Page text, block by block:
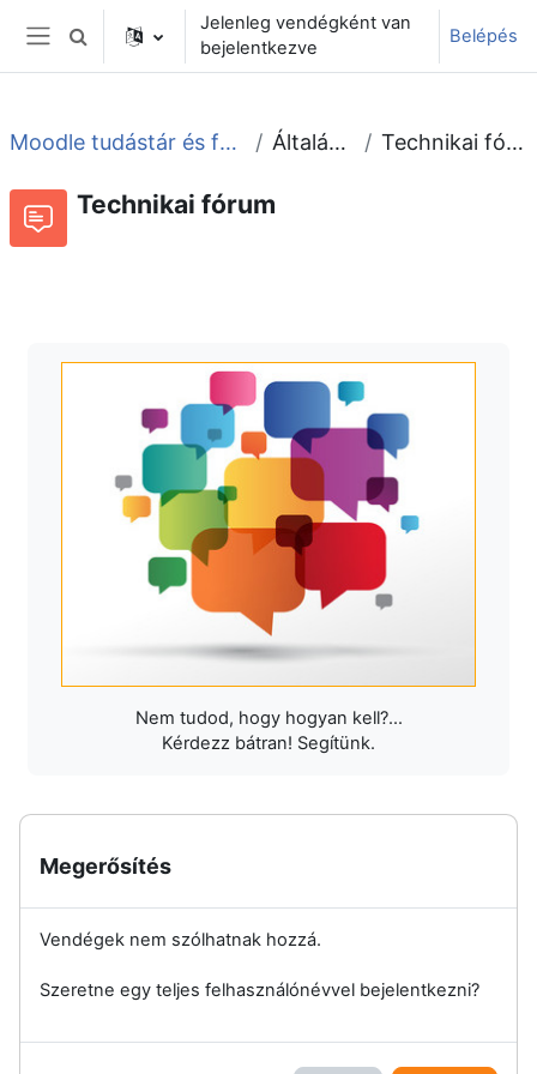
Tovább a fő tartalomhoz
Oldalpanel
Keresési bemeneti adatok váltása
Jelenleg vendégként van
bejelentkezve
Belépés
Moodle tudástár és fórum Általános Technikai fórum
Technikai fórum
Nem tudod, hogy hogyan kell?...
Kérdezz bátran! Segítünk.
Megerősítés
Vendégek nem szólhatnak hozzá.
Szeretne egy teljes felhasználónévvel bejelentkezni?